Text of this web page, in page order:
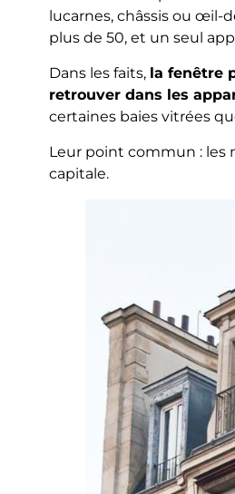
lucarnes, châssis ou œil-
plus de 50, et un seul
Dans les faits, la fenêtre
retrouver dans les
certaines baies vitrées
Leur point commun : les
capitale.